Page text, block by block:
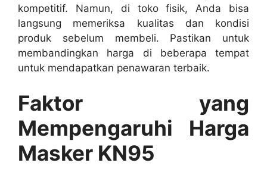
kompetitif. Namun, di toko fisik, Anda bisa
langsung memeriksa kualitas dan kondisi
produk sebelum membeli. Pastikan untuk
membandingkan harga di beberapa tempat
untuk mendapatkan penawaran terbaik.
Faktor yang
Mempengaruhi Harga
Masker KN95